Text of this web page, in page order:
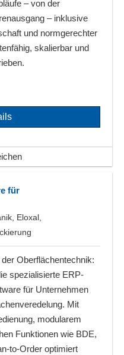
– von der
– inklusive
und normgerechter
skalierbar und
für
Eloxal,
Oberflächentechnik:
spezialisierte ERP-
für Unternehmen
Mit
modularem
Funktionen wie BDE,
to-Order optimiert